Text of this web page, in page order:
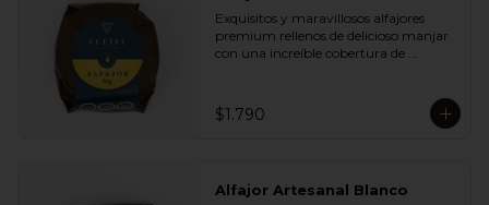
Plátano Chips y Cranberries
- Chocolate Leche 35% Cacao con
Almendras y Nibs de Cacao
- Chocolate Leche 35% Cacao con Maní
Semillas de Zapallo y Quinoa
- Chocolate Bitter 55% Cacao con Maní
Exquisitos y maravillosos alfajores
premium rellenos de delicioso manjar
con una increíble cobertura de
$1.790
Alfajor Artesanal Blanco